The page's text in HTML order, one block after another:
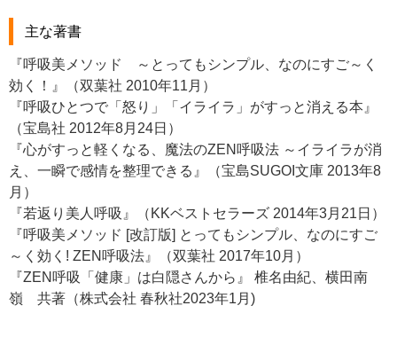
主な著書
『呼吸美メソッド ～とってもシンプル、なのにすご～く
効く！』（双葉社 2010年11月）
『呼吸ひとつで「怒り」「イライラ」がすっと消える本』
（宝島社 2012年8月24日）
『心がすっと軽くなる、魔法のZEN呼吸法 ～イライラが消
え、一瞬で感情を整理できる』（宝島SUGOI文庫 2013年8
月）
『若返り美人呼吸』（KKベストセラーズ 2014年3月21日）
『呼吸美メソッド [改訂版] とってもシンプル、なのにすご
～く効く! ZEN呼吸法』（双葉社 2017年10月）
『ZEN呼吸「健康」は白隠さんから』 椎名由紀、横田南
嶺 共著（株式会社 春秋社2023年1月)